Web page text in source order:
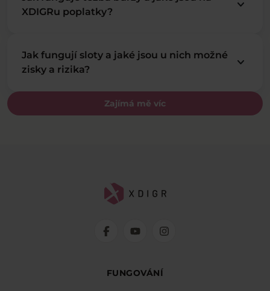
Zajímá mě víc
XDIGRu poplatky?
keyboard_arrow_down
Jak fungují sloty a jaké jsou u nich možné
zisky a rizika?
keyboard_arrow_down
FUNGOVÁNÍ